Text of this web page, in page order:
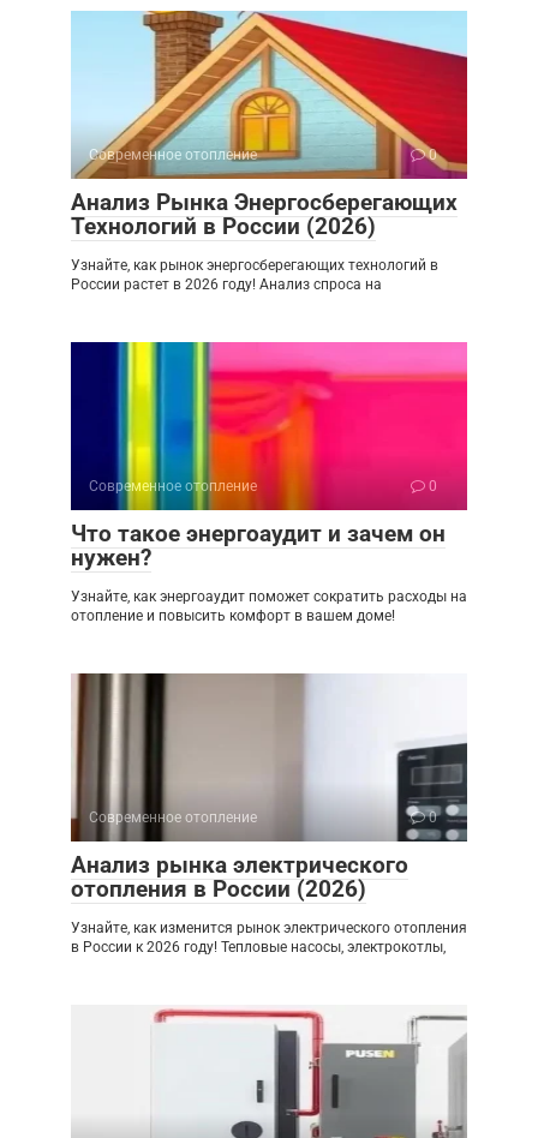
Современное отопление 0
Анализ Рынка Энергосберегающих
Технологий в России (2026)
Узнайте, как рынок энергосберегающих технологий в
России растет в 2026 году! Анализ спроса на
Современное отопление 0
Что такое энергоаудит и зачем он
нужен?
Узнайте, как энергоаудит поможет сократить расходы на
отопление и повысить комфорт в вашем доме!
Современное отопление 0
Анализ рынка электрического
отопления в России (2026)
Узнайте, как изменится рынок электрического отопления
в России к 2026 году! Тепловые насосы, электрокотлы,